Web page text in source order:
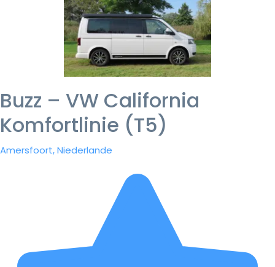
Buzz – VW California
Komfortlinie (T5)
Amersfoort, Niederlande